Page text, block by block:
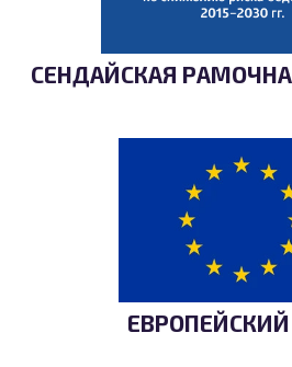
СЕНДАЙСКАЯ